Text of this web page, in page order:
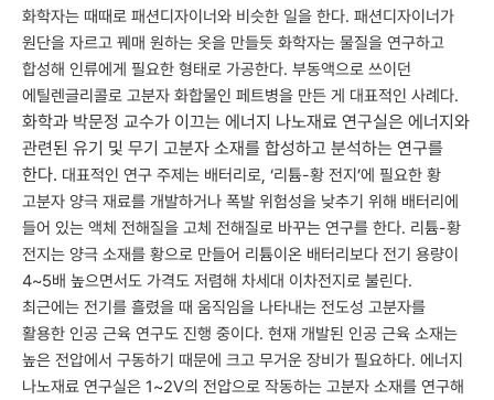
화학자는 때때로 패션디자이너와 비슷한 일을 한다. 패션디자이너가
원단을 자르고 꿰매 원하는 옷을 만들듯 화학자는 물질을 연구하고
합성해 인류에게 필요한 형태로 가공한다. 부동액으로 쓰이던
에틸렌글리콜로 고분자 화합물인 페트병을 만든 게 대표적인 사례다.
화학과 박문정 교수가 이끄는 에너지 나노재료 연구실은 에너지와
관련된 유기 및 무기 고분자 소재를 합성하고 분석하는 연구를
한다. 대표적인 연구 주제는 배터리로, ‘리튬-황 전지’에 필요한 황
고분자 양극 재료를 개발하거나 폭발 위험성을 낮추기 위해 배터리에
들어 있는 액체 전해질을 고체 전해질로 바꾸는 연구를 한다. 리튬-황
전지는 양극 소재를 황으로 만들어 리튬이온 배터리보다 전기 용량이
4~5배 높으면서도 가격도 저렴해 차세대 이차전지로 불린다.
최근에는 전기를 흘렸을 때 움직임을 나타내는 전도성 고분자를
활용한 인공 근육 연구도 진행 중이다. 현재 개발된 인공 근육 소재는
높은 전압에서 구동하기 때문에 크고 무거운 장비가 필요하다. 에너지
나노재료 연구실은 1~2V의 전압으로 작동하는 고분자 소재를 연구해